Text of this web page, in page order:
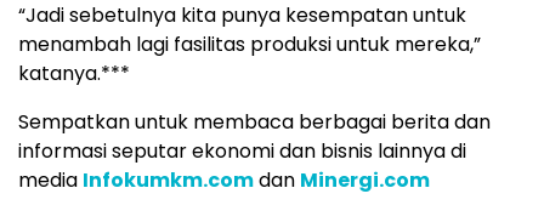
“Jadi sebetulnya kita punya kesempatan untuk
menambah lagi fasilitas produksi untuk mereka,”
katanya.***
Sempatkan untuk membaca berbagai berita dan
informasi seputar ekonomi dan bisnis lainnya di
media Infokumkm.comdan Minergi.com